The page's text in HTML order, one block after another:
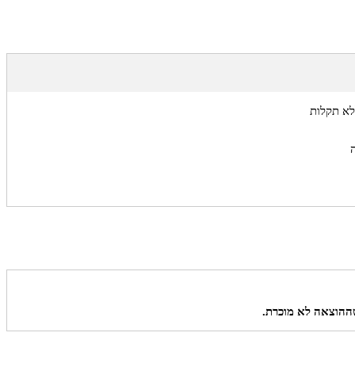
תקלות
לא מוכרת.